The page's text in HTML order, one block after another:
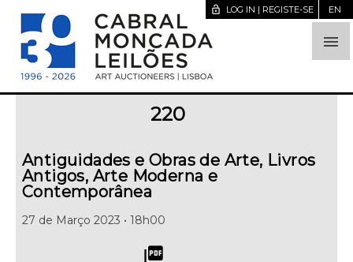

lock_open LOG IN | REGISTE-SE EN
220
Antiguidades e Obras de Arte, Livros
Antigos, Arte Moderna e
Contemporânea
27 de Março 2023 • 18h00
picture_as_pdf